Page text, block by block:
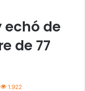
echó de
de 77
1.922